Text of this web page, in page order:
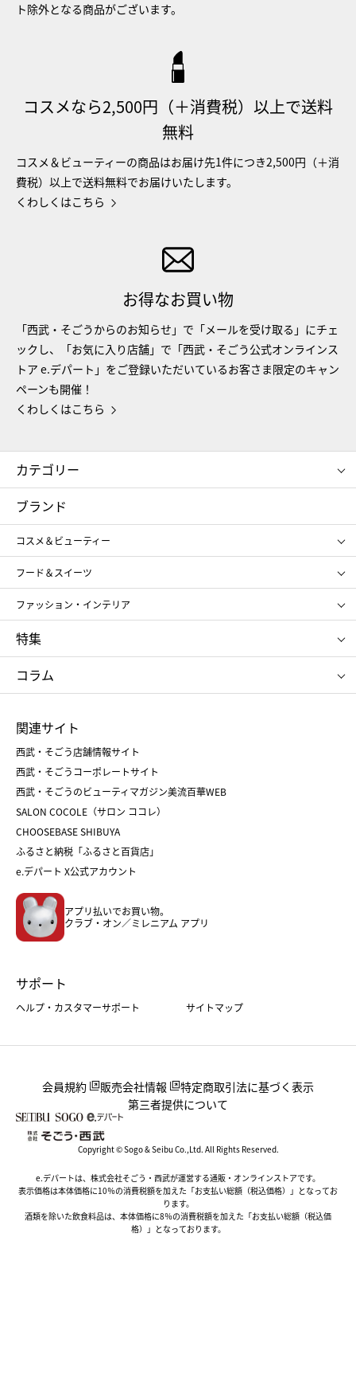
ト除外となる商品がございます。
コスメなら2,500円（＋消費税）以上で送料
無料
コスメ＆ビューティーの商品はお届け先1件につき2,500円（＋消
費税）以上で送料無料でお届けいたします。
くわしくはこちら
お得なお買い物
「西武・そごうからのお知らせ」で「メールを受け取る」にチェ
ックし、「お気に入り店舗」で「西武・そごう公式オンラインス
トア e.デパート」をご登録いただいているお客さま限定のキャン
ペーンも開催！
くわしくはこちら
カテゴリー
コスメ＆ビューティー
ギフト
レディース
メンズ
スポーツ・アウトドア
お中元
お歳暮
ブランド
コスメ＆ビューティー
SHISEIDO
ポール&ジョー ボーテ
ジルスチュアート
NARS
RMK
クリニーク
SK-Ⅱ
フード＆スイーツ
アンリ・シャルパンティエ
ゴディバ
新宿高野
たねや
ねんりん家
ファッション・インテリア
ポロ ラルフ ローレン
タケオ キクチ
ママ＆キッズ
シュタイフ
特集
お中元
ひな人形
五月人形
父の日
クリスマスケーキ
ホワイトデー
コラム
菓子折り
和菓子
人気のギフト
バレンタイン
ホワイトデー
おせち
フード
ホーム・キッチン＆アート
関連サイト
西武・そごう店舗情報サイト
西武・そごうコーポレートサイト
西武・そごうのビューティマガジン美流百華WEB
SALON COCOLE（サロン ココレ）
CHOOSEBASE SHIBUYA
ふるさと納税「ふるさと百貨店」
e.デパート X公式アカウント
アプリ払いでお買い物。
クラブ・オン／ミレニアム アプリ
サポート
ヘルプ・カスタマーサポート サイトマップ
会員規約 販売会社情報
特定商取引法に基づく表示
第三者提供について
Copyright © Sogo & Seibu Co.,Ltd. All Rights Reserved.
e.デパートは、株式会社そごう・西武が運営する通販・オンラインストアです。
表示価格は本体価格に10％の消費税額を加えた「お支払い総額（税込価格）」となってお
ります。
酒類を除いた飲食料品は、本体価格に8％の消費税額を加えた「お支払い総額（税込価
格）」となっております。